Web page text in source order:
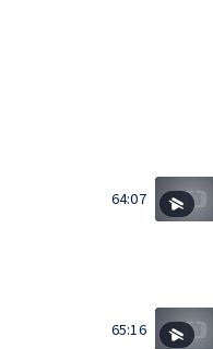
64:07
65:16